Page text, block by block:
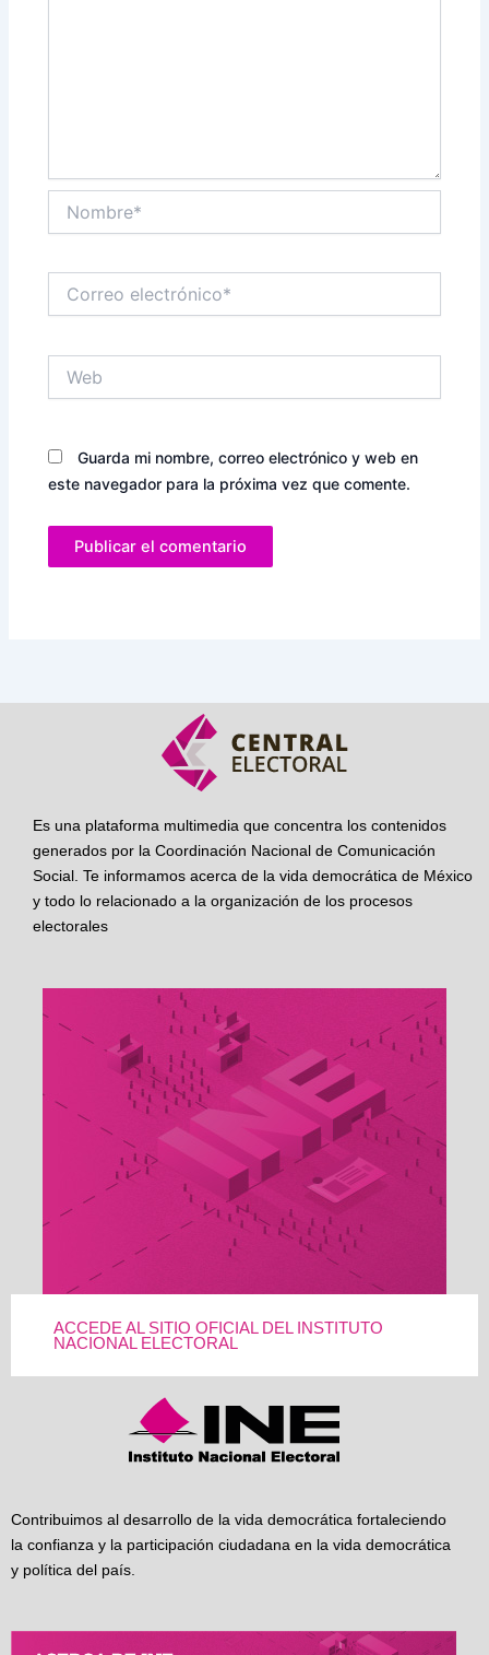
electrónico*
Guarda mi nombre, correo electrónico y web en
este navegador para la próxima vez que comente.
Es una plataforma multimedia que concentra los contenidos
generados por la Coordinación Nacional de Comunicación
Social. Te informamos acerca de la vida democrática de México
y todo lo relacionado a la organización de los procesos
electorales
ACCEDE AL SITIO OFICIAL DEL INSTITUTO
NACIONAL ELECTORAL
Contribuimos al desarrollo de la vida democrática fortaleciendo
la confianza y la participación ciudadana en la vida democrática
y política del país.